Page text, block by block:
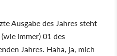
Ausgabe des Jahres steht
immer) 01 des
Jahres. Haha, ja, mich